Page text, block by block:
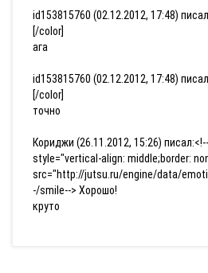
id153815760 (02.12.2012, 17:48)
[/color]
ага
id153815760 (02.12.2012, 17:48)
[/color]
точно
Кориджи (26.11.2012, 15:26) писал:
style="vertical-align: middle;border:
src="http://jutsu.ru/engine/data/
-/smile--> Хорошо!
круто